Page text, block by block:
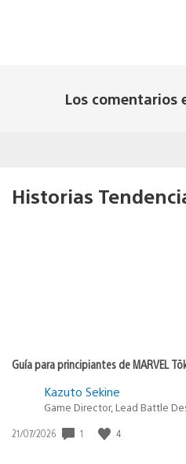
Los comentarios
Historias
Guía para principiantes de MARVEL
Kazuto Sekine
Game Director, Lead Battle
Fecha
21/07/2026 1 4